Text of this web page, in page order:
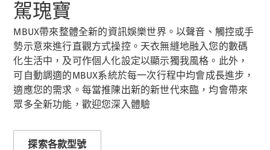
All Saloons
CLA
Saloon
純電動
CLA Saloon
C-Class
C-
Class
全新型號 純電動
駕瑰寶
MBUX帶來整體全新的資訊娛樂世界。以聲音、觸控或手
勢示意來進行直觀方式操控。天衣無縫地融入您的數碼
化生活中，及可作個人化設定以顯示獨我風格。此外，
可自動調適的MBUX系統於每一次行程中均會成長進步，
適應您的需求。每當推陳出新的新世代來臨，均會帶來
眾多全新功能，歡迎您深入體驗
探索各款型號